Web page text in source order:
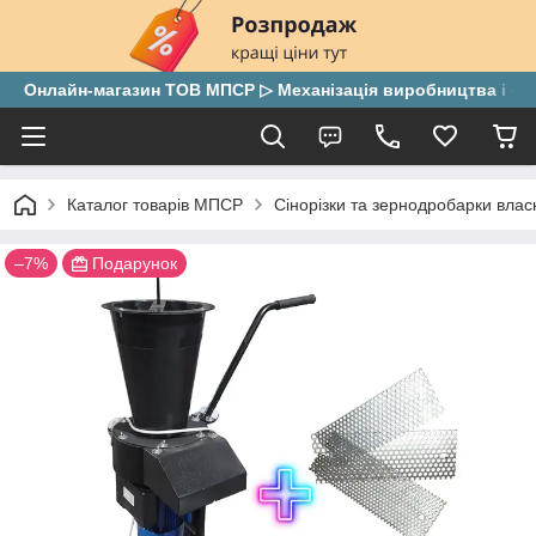
Онлайн-магазин ТОВ МПСР ▷ Механізація виробництва і
Каталог товарів МПСР Сінорізки та зернодробарки
–7% Подарунок